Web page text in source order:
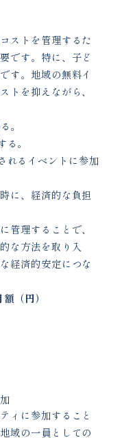
ストを管理するた
です。特に、子ど
す。地域の無料イ
トを抑えながら、
。
。
れるイベントに参加
に、経済的な負担
管理することで、
な方法を取り入
経済的安定につな
（円）
ィに参加すること
域の一員としての